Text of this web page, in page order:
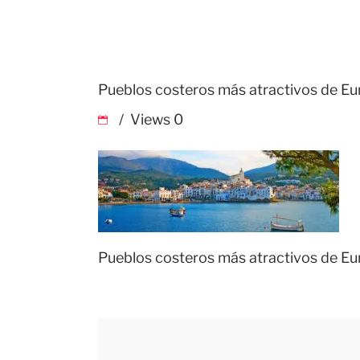
Pueblos costeros más atractivos de
Views 0
Pueblos costeros más atractivos de